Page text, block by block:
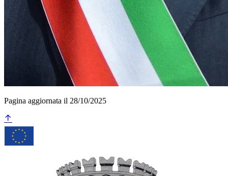
Pagina aggiornata il 28/10/2025